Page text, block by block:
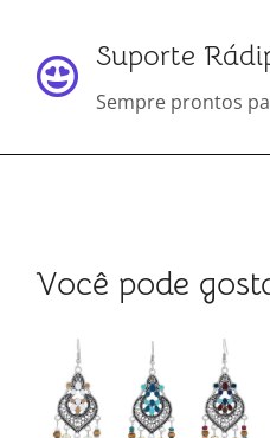
Suporte
Sempre prontos
Você pode